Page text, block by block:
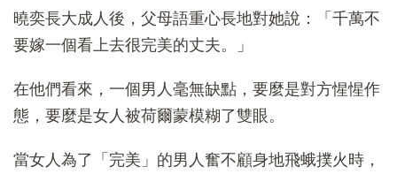
曉奕長大成人後，父母語重心長地對她說：「千萬不
要嫁一個看上去很完美的丈夫。」
在他們看來，一個男人毫無缺點，要麼是對方惺惺作
態，要麼是女人被荷爾蒙模糊了雙眼。
當女人為了「完美」的男人奮不顧身地飛蛾撲火時，